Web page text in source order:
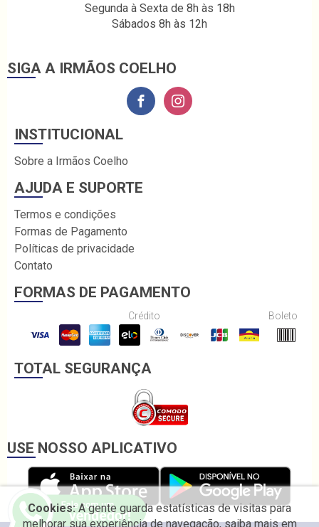
Segunda à Sexta de 8h às 18h
Sábados 8h às 12h
SIGA A IRMÃOS COELHO
INSTITUCIONAL
Sobre a Irmãos Coelho
AJUDA E SUPORTE
Termos e condições
Formas de Pagamento
Políticas de privacidade
Contato
FORMAS DE PAGAMENTO
Crédito Boleto
TOTAL SEGURANÇA
USE NOSSO APLICATIVO
Cookies:A gente guarda estatísticas de visitas para
melhorar sua experiência de navegação, saiba mais em